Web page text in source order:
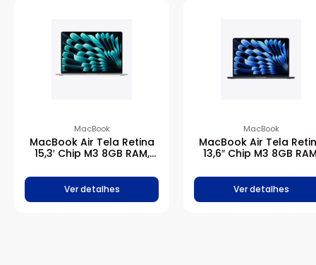
MacBook
MacBook Air Tela Retina
15,3′ Chip M3 8GB RAM,
Ver detalhes
MacBook
MacBook Air Tela
13,6″ Chip M3 8GB
Ver detalhes